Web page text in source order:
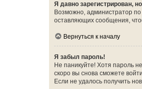
Я давно зарегистрирован,
Возможно, администратор
оставляющих сообщения,
Вернуться к началу
Я забыл пароль!
Не паникуйте! Хотя пароль
скоро вы снова сможете
Если не удалось получить